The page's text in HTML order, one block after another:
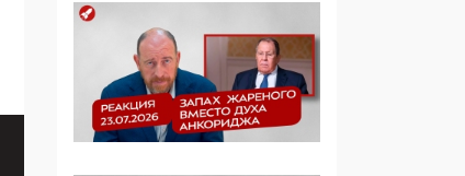
регионов и
муниципалитетов право
защищать жилые дома
и социальные объекты
от ЭМИ